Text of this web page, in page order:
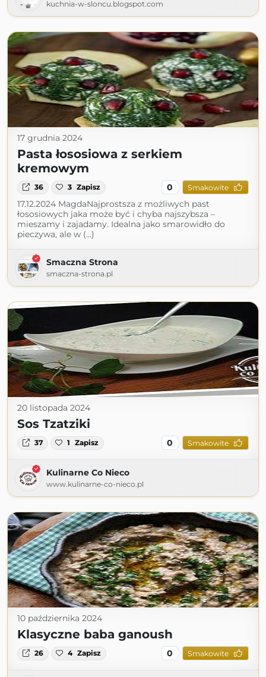
kuchnia-w-sloncu.blogspot.com
17 grudnia 2024
Pasta łososiowa z serkiem
kremowym
36 3 Zapisz 0 Smakowite
17.12.2024 MagdaNajprostsza z możliwych past
łososiowych jaka może być i chyba najszybsza –
mieszamy i zajadamy. Idealna jako smarowidło do
pieczywa, ale w (...)
Smaczna Strona
smaczna-strona.pl
20 listopada 2024
Sos Tzatziki
37 1 Zapisz 0 Smakowite
Kulinarne Co Nieco
www.kulinarne-co-nieco.pl
10 października 2024
Klasyczne baba ganoush
26 4 Zapisz 0 Smakowite